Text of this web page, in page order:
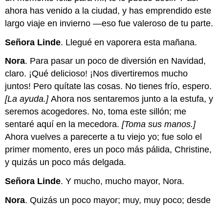
ahora has venido a la ciudad, y has emprendido este
largo viaje en invierno —eso fue valeroso de tu parte.
Señora Linde. Llegué en vaporera esta mañana.
Nora. Para pasar un poco de diversión en Navidad,
claro. ¡Qué delicioso! ¡Nos divertiremos mucho
juntos! Pero quítate las cosas. No tienes frío, espero.
[La ayuda.]Ahora nos sentaremos junto a la estufa, y
seremos acogedores. No, toma este sillón; me
sentaré aquí en la mecedora.[Toma sus manos.]
Ahora vuelves a parecerte a tu viejo yo; fue solo el
primer momento, eres un poco más pálida, Christine,
y quizás un poco más delgada.
Señora Linde. Y mucho, mucho mayor, Nora.
Nora. Quizás un poco mayor; muy, muy poco; desde